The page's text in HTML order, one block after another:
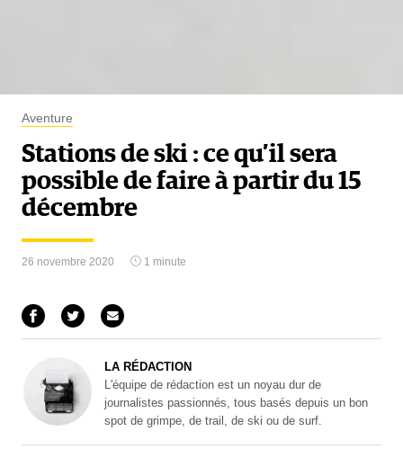
Aventure
Stations de ski : ce qu’il sera
possible de faire à partir du 15
décembre
26 novembre 2020 1 minute
LA RÉDACTION
L'équipe de rédaction est un noyau dur de
journalistes passionnés, tous basés depuis un bon
spot de grimpe, de trail, de ski ou de surf.